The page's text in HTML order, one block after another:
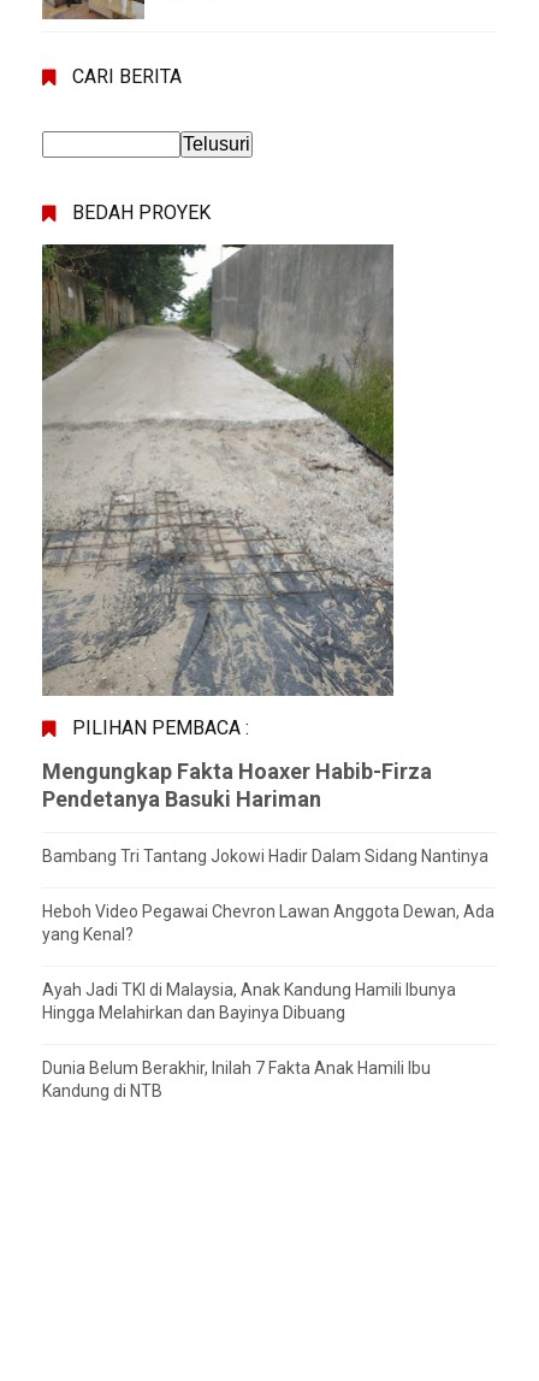
CARI BERITA
BEDAH PROYEK
PILIHAN PEMBACA :
Mengungkap Fakta Hoaxer Habib-Firza
Pendetanya Basuki Hariman
Bambang Tri Tantang Jokowi Hadir Dalam Sidang Nantinya
Heboh Video Pegawai Chevron Lawan Anggota Dewan, Ada
yang Kenal?
Ayah Jadi TKI di Malaysia, Anak Kandung Hamili Ibunya
Hingga Melahirkan dan Bayinya Dibuang
Dunia Belum Berakhir, Inilah 7 Fakta Anak Hamili Ibu
Kandung di NTB